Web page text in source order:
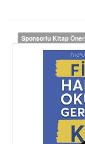
Sponsorlu Kitap